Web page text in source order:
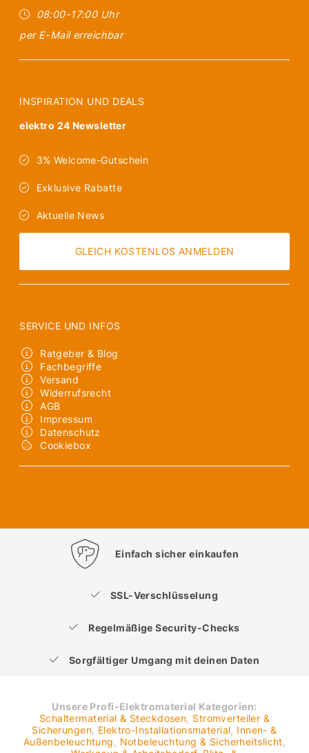
08:00-17:00 Uhr
per E-Mail erreichbar
INSPIRATION UND DEALS
elektro 24 Newsletter
3% Welcome-Gutschein
Exklusive Rabatte
Aktuelle News
GLEICH KOSTENLOS ANMELDEN
SERVICE UND INFOS
Ratgeber & Blog
Fachbegriffe
Versand
Widerrufsrecht
AGB
Impressum
Datenschutz
Cookiebox
Einfach sicher einkaufen
SSL-Verschlüsselung
Regelmäßige Security-Checks
Sorgfältiger Umgang mit deinen Daten
Unsere Profi-Elektromaterial Kategorien:
Schaltermaterial & Steckdosen Stromverteiler &
Sicherungen Elektro-Installationsmaterial Innen- &
Außenbeleuchtung
Notbeleuchtung & Sicherheitslicht